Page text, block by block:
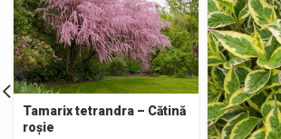
Tamarix tetrandra – Cătină
roșie